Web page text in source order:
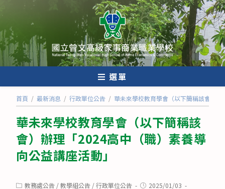
轉
至
主
要
內
選單
首頁 / 最新消息 / 行政單位公告 / 華未來學校教育學會（以下簡稱該會）
華未來學校教育學會（以下簡稱該
會）辦理「2024高中（職）素養導
向公益講座活動」
Post教務處公告 /教學組公告 /行政單位公告
Post2025/01/03